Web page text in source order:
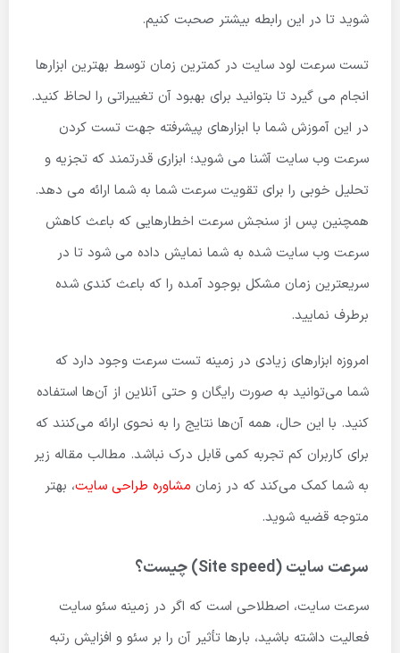
شوید تا در این رابطه بیشتر صحبت کنیم.
تست سرعت لود سایت در کمترین زمان توسط بهترین ابزارها
انجام می گیرد تا بتوانید برای بهبود آن تغییراتی را لحاظ کنید.
در این آموزش شما با ابزارهای پیشرفته جهت تست کردن
سرعت وب سایت آشنا می شوید؛ ابزاری قدرتمند که تجزیه و
تحلیل خوبی را برای تقویت سرعت شما به شما ارائه می دهد.
همچنین پس از سنجش سرعت اخطارهایی که باعث کاهش
سرعت وب سایت شده به شما نمایش داده می شود تا در
سریعترین زمان مشکل بوجود آمده را که باعث کندی شده
برطرف نمایید.
امروزه ابزارهای زیادی در زمینه تست سرعت وجود دارد که
شما می‌توانید به صورت رایگان و حتی آنلاین از آن‌ها استفاده
کنید. با این حال، همه آن‌ها نتایج را به نحوی ارائه می‌کنند که
برای کاربران کم تجربه کمی قابل درک نباشد. مطالب مقاله زیر
به شما کمک می‌کند که در زمان مشاوره طراحی سایت، بهتر
متوجه قضیه شوید.
سرعت سایت (Site speed) چیست؟
سرعت سایت، اصطلاحی است که اگر در زمینه سئو سایت
فعالیت داشته باشید، بارها تأثیر آن را بر سئو و افزایش رتبه